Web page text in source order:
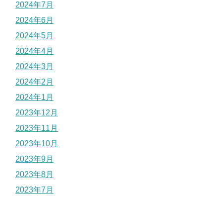
2024年7月
2024年6月
2024年5月
2024年4月
2024年3月
2024年2月
2024年1月
2023年12月
2023年11月
2023年10月
2023年9月
2023年8月
2023年7月